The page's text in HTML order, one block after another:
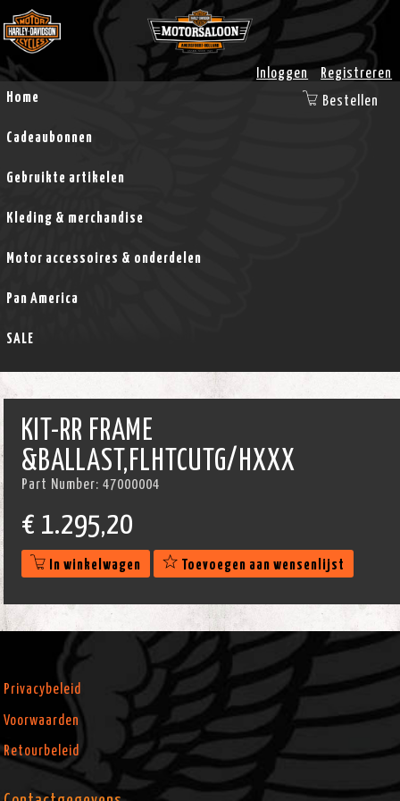
Inloggen
Registreren
Home
Cadeaubonnen
Gebruikte artikelen
Kleding & merchandise
Motor accessoires & onderdelen
Pan America
SALE
Bestellen
KIT-RR FRAME
&BALLAST,FLHTCUTG/HXXX
Part Number:47000004
€ 1.295,20
In winkelwagen Toevoegen aan wensenlijst
Privacybeleid
Voorwaarden
Retourbeleid